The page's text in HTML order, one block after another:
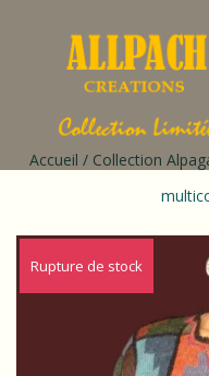
Accueil / Collection
Rupture de stock